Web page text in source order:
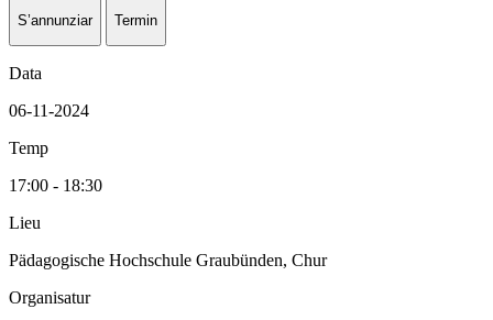
S’annunziar Termin
Data
06-11-2024
Temp
17:00 - 18:30
Lieu
Pädagogische Hochschule Graubünden, Chur
Organisatur